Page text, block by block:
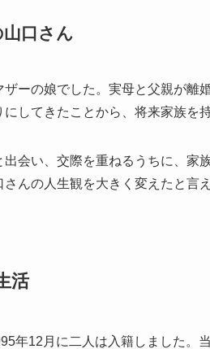
口さん
ーの娘でした。実母と父親が離
してきたことから、将来家族を
出会い、交際を重ねるうちに、家
んの人生観を大きく変えたと言
活
年12月に二人は入籍しました。